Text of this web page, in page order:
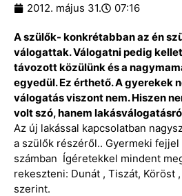
2012. május 31. 07:16
A szülők- konkrétabban az én
válogattak. Válogatni pedig
távozott közülünk és a
egyedül. Ez érthető. A gyerekek
válogatás viszont nem. Hiszen
volt szó, hanem
Az új lakással kapcsolatban
a szülők részéről.. Gyermeki fejjel
számban Ígéretekkel mindent
rekeszteni: Dunát , Tiszát, Köröst
szerint.